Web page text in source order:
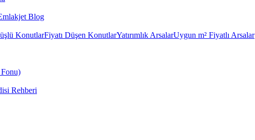
Blog
KonutlarFiyatı Düşen KonutlarYatırımlık ArsalarUygun m² Fiyatlı Arsalar
Rehberi